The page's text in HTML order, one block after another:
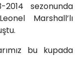
sezonunda
Marshall’lı
bu kupada